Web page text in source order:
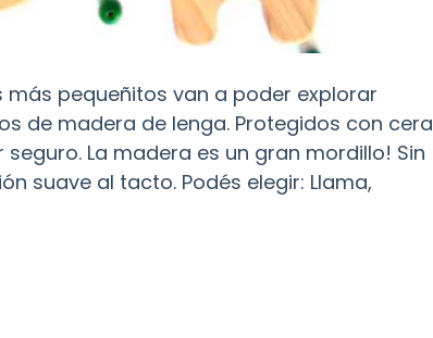
pequeñitos van a poder explorar
de madera de lenga. Protegidos con cera
La madera es un gran mordillo! Sin
suave al tacto. Podés elegir: Llama,